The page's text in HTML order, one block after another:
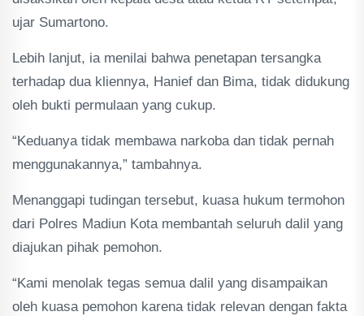
ujar Sumartono.
Lebih lanjut, ia menilai bahwa penetapan tersangka
terhadap dua kliennya, Hanief dan Bima, tidak didukung
oleh bukti permulaan yang cukup.
“Keduanya tidak membawa narkoba dan tidak pernah
menggunakannya,” tambahnya.
Menanggapi tudingan tersebut, kuasa hukum termohon
dari Polres Madiun Kota membantah seluruh dalil yang
diajukan pihak pemohon.
“Kami menolak tegas semua dalil yang disampaikan
oleh kuasa pemohon karena tidak relevan dengan fakta